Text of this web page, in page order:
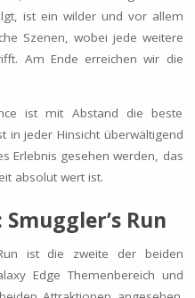
ist ein wilder und vor allem
Szenen, wobei jede weitere
Am Ende erreichen wir die
ist mit Abstand die beste
in jeder Hinsicht überwältigend
Erlebnis gesehen werden, das
absolut wert ist.
Run
ist die zweite der beiden
Edge Themenbereich und